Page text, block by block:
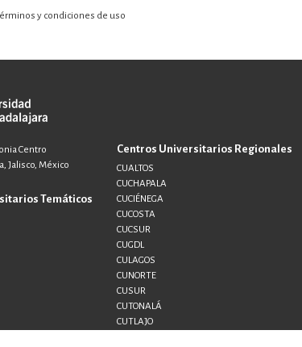
y condiciones de uso
Centro
Jalisco, México
Temáticos
Centros Universitarios Regionales
CUALTOS
CUCHAPALA
CUCIÉNEGA
CUCOSTA
CUCSUR
CUGDL
CULAGOS
CUNORTE
CUSUR
CUTONALÁ
CUTLAJO